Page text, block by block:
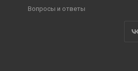
Вопросы и ответы